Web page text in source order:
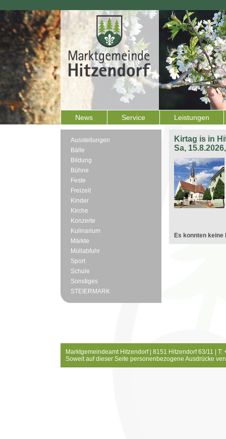
News Service Leistungen
Ausstellungen
Bälle
Bildung
Bühne
Feste
Freizeit
Kinder
Kirche
Konzerte
Kulinarium
Märkte
Müllabfuhr
Sport
Schule
Sonstiges
STEIERMARK
Kirtag is in
Sa,
Es konnten keine
Marktgemeindeamt Hitzendorf | 8151 Hitzendorf 63/11 |
Soweit auf dieser Seite personenbezogene Ausdrücke